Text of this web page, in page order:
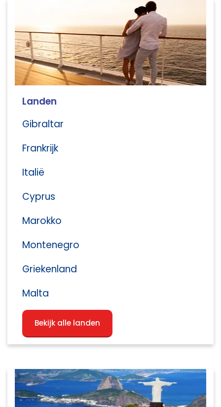
Landen
Gibraltar
Frankrijk
Italië
Cyprus
Marokko
Montenegro
Griekenland
Malta
Bekijk alle landen